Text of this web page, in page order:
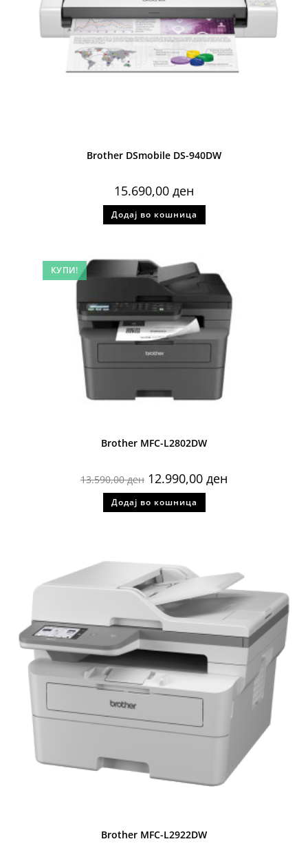
Brother DSmobile DS-940DW
15.690,00 ден
Додај во кошница
КУПИ!
Brother MFC-L2802DW
13.590,00ден 12.990,00 ден
Додај во кошница
Brother MFC-L2922DW